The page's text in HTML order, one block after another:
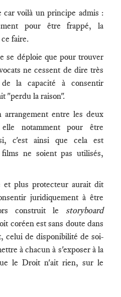
voilà un principe admis :
pour être frappé, la
faire.
se déploie que pour trouver
ne cessent de dire très
la capacité à consentir
"perdu la raison".
entre les deux
notamment pour être
c'est ainsi que cela est
ne soient pas utilisés,
et plus protecteur aurait dit
juridiquement à être
construit le storyboard
coréen est sans doute dans
celui de disponibilité de soi-
à chacun à s'exposer à la
le Droit n'ait rien, sur le